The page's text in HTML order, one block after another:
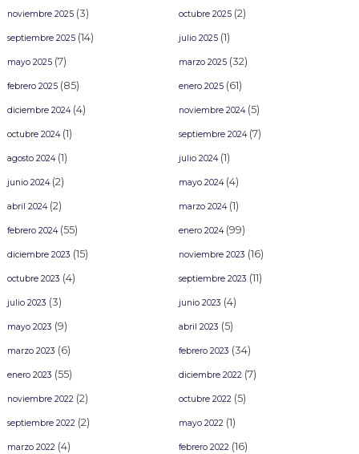
noviembre 2025(3) octubre 2025(2)
septiembre 2025(14) julio 2025(1)
mayo 2025(7) marzo 2025(32)
febrero 2025(85) enero 2025(61)
diciembre 2024(4) noviembre 2024(5)
octubre 2024(1) septiembre 2024(7)
agosto 2024(1) julio 2024(1)
junio 2024(2) mayo 2024(4)
abril 2024(2) marzo 2024(1)
febrero 2024(55) enero 2024(99)
diciembre 2023 (15) noviembre 2023 (16)
octubre 2023 (4) septiembre 2023 (11)
julio 2023 (3) junio 2023 (4)
mayo 2023 (9) abril 2023 (5)
marzo 2023 (6) febrero 2023 (34)
enero 2023 (55) diciembre 2022(7)
noviembre 2022(2) octubre 2022(5)
septiembre 2022(2) mayo 2022(1)
marzo 2022(4) febrero 2022(16)